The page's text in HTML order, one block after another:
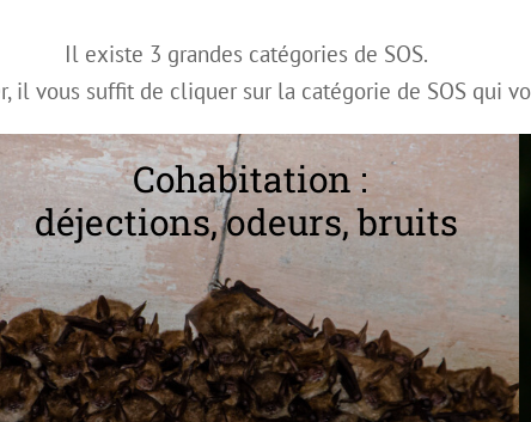
Il existe 3 grandes catégories de SOS.
il vous suffit de cliquer sur la catégorie de SOS qui
Cohabitation :
déjections, odeurs, bruits